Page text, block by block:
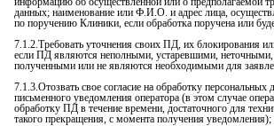
данных; наименование или Ф.И.О. и адрес лица,
по поручению Клиники, если обработка поручена или
7.1.2.Требовать уточнения своих ПД, их блокирования
если ПД являются неполными, устаревшими, неточными,
полученными или не являются необходимыми для
7.1.3.Отозвать свое согласие на обработку персональных
письменного уведомления оператора (в этом случае
обработку ПД в течение времени, достаточного для
такого прекращения, с момента получения уведомления);